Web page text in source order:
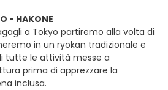
- HAKONE
a Tokyo partiremo alla volta di
in un ryokan tradizionale e
tutte le attività messe a
prima di apprezzare la
inclusa.